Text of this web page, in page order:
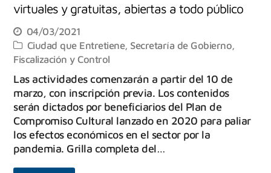
virtuales y gratuitas, abiertas a todo público
04/03/2021
Ciudad que Entretiene, Secretaría de Gobierno,
Fiscalización y Control
Las actividades comenzarán a partir del 10 de
marzo, con inscripción previa. Los contenidos
serán dictados por beneficiarios del Plan de
Compromiso Cultural lanzado en 2020 para paliar
los efectos económicos en el sector por la
pandemia. Grilla completa del…